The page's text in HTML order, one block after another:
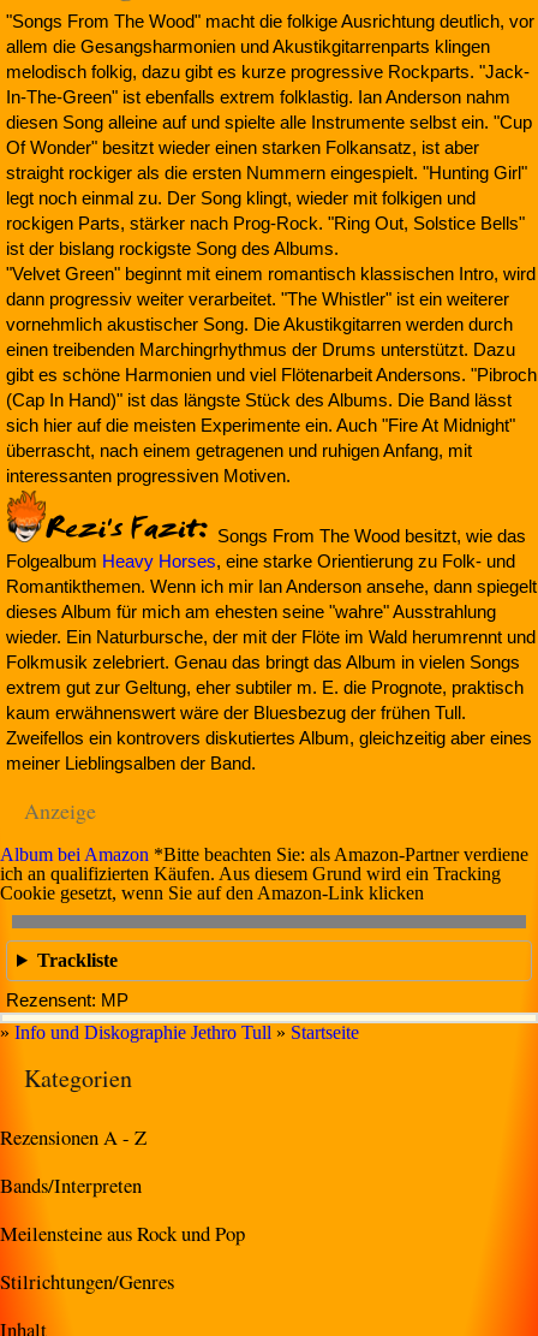
"Songs From The Wood" macht die folkige Ausrichtung deutlich, vor
allem die Gesangsharmonien und Akustikgitarrenparts klingen
melodisch folkig, dazu gibt es kurze progressive Rockparts. "Jack-
In-The-Green" ist ebenfalls extrem folklastig. Ian Anderson nahm
diesen Song alleine auf und spielte alle Instrumente selbst ein. "Cup
Of Wonder" besitzt wieder einen starken Folkansatz, ist aber
straight rockiger als die ersten Nummern eingespielt. "Hunting Girl"
legt noch einmal zu. Der Song klingt, wieder mit folkigen und
rockigen Parts, stärker nach Prog-Rock. "Ring Out, Solstice Bells"
ist der bislang rockigste Song des Albums.
"Velvet Green" beginnt mit einem romantisch klassischen Intro, wird
dann progressiv weiter verarbeitet. "The Whistler" ist ein weiterer
vornehmlich akustischer Song. Die Akustikgitarren werden durch
einen treibenden Marchingrhythmus der Drums unterstützt. Dazu
gibt es schöne Harmonien und viel Flötenarbeit Andersons. "Pibroch
(Cap In Hand)" ist das längste Stück des Albums. Die Band lässt
sich hier auf die meisten Experimente ein. Auch "Fire At Midnight"
überrascht, nach einem getragenen und ruhigen Anfang, mit
interessanten progressiven Motiven.
Songs From The Wood besitzt, wie das
Folgealbum Heavy Horses, eine starke Orientierung zu Folk- und
Romantikthemen. Wenn ich mir Ian Anderson ansehe, dann spiegelt
dieses Album für mich am ehesten seine "wahre" Ausstrahlung
wieder. Ein Naturbursche, der mit der Flöte im Wald herumrennt und
Folkmusik zelebriert. Genau das bringt das Album in vielen Songs
extrem gut zur Geltung, eher subtiler m. E. die Prognote, praktisch
kaum erwähnenswert wäre der Bluesbezug der frühen Tull.
Zweifellos ein kontrovers diskutiertes Album, gleichzeitig aber eines
meiner Lieblingsalben der Band.
Anzeige
Album bei Amazon *Bitte beachten Sie: als Amazon-Partner verdiene
ich an qualifizierten Käufen. Aus diesem Grund wird ein Tracking
Cookie gesetzt, wenn Sie auf den Amazon-Link klicken
Trackliste
Rezensent: MP
» Info und Diskographie Jethro Tull » Startseite
Kategorien
Rezensionen A - Z
Bands/Interpreten
Meilensteine aus Rock und Pop
Stilrichtungen/Genres
Inhalt